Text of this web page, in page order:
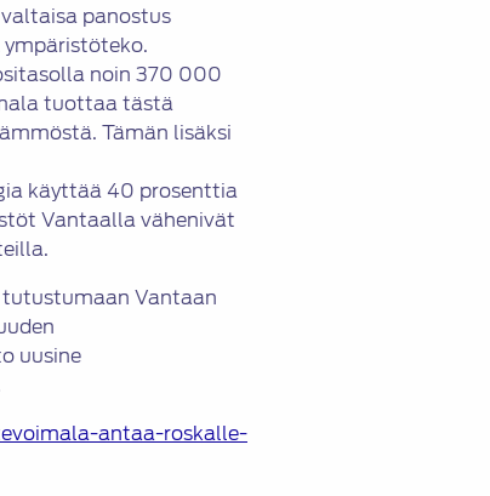
panostus
noin 370 000
tuottaa tästä
Tämän lisäksi
käyttää 40 prosenttia
Vantaalla vähenivät
tutustumaan Vantaan
uusine
antaa-roskalle-